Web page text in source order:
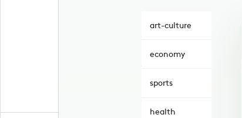
art-culture
economy
sports
health